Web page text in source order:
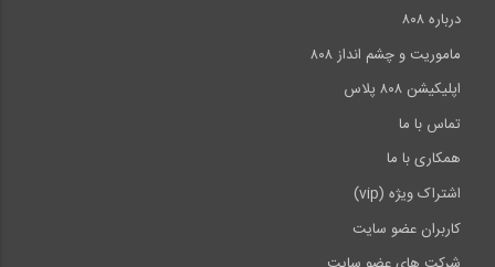
درباره ۸۰۸
ماموریت و چشم انداز ۸۰۸
اپلیکیشن ۸۰۸ پلاس
تماس با ما
همکاری با ما
اشتراک ویژه (vip)
کاربران عضو سایت